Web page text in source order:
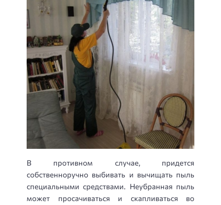
В противном случае, придется
собственноручно выбивать и вычищать пыль
специальными средствами. Неубранная пыль
может просачиваться и скапливаться во